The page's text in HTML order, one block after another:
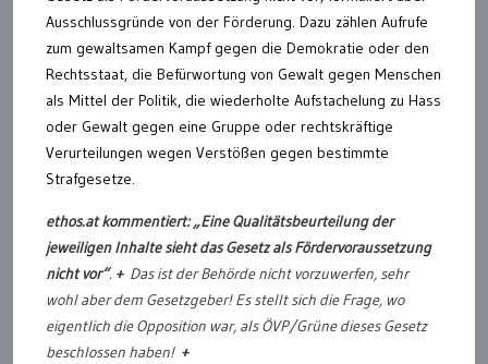
Ausschlussgründe von der Förderung. Dazu zählen Aufrufe
zum gewaltsamen Kampf gegen die Demokratie oder den
Rechtsstaat, die Befürwortung von Gewalt gegen Menschen
als Mittel der Politik, die wiederholte Aufstachelung zu Hass
oder Gewalt gegen eine Gruppe oder rechtskräftige
Verurteilungen wegen Verstößen gegen bestimmte
Strafgesetze.
ethos.at kommentiert: „Eine Qualitätsbeurteilung der
jeweiligen Inhalte sieht das Gesetz als Fördervoraussetzung
nicht vor“. + Das ist der Behörde nicht vorzuwerfen, sehr
wohl aber dem Gesetzgeber! Es stellt sich die Frage, wo
eigentlich die Opposition war, als ÖVP/Grüne dieses Gesetz
beschlossen haben! +